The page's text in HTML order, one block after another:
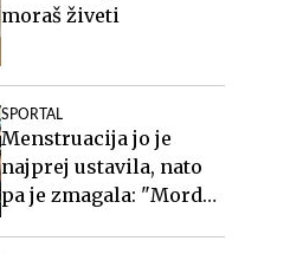
moraš živeti
SPORTAL
Menstruacija jo je
najprej ustavila, nato
pa je zmagala: "Morda